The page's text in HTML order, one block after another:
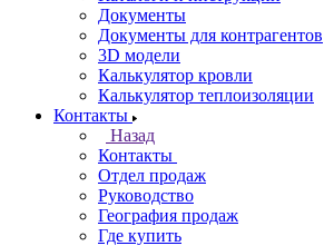
Документы
Документы для контрагентов
3D модели
Калькулятор кровли
Калькулятор теплоизоляции
Контакты
Назад
Контакты
Отдел продаж
Руководство
География продаж
Где купить